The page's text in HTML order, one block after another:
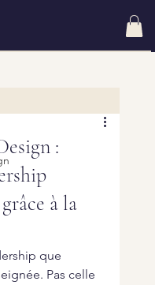
:
à la
que
Pas celle